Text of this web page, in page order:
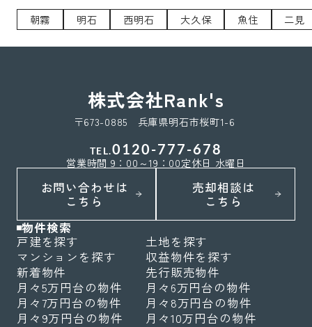
朝霧 明石 西明石 大久保 魚住 二見
株式会社Rank's
〒673-0885 兵庫県明石市桜町1-6
TEL.0120-777-678
営業時間 9：00～19：00定休日 水曜日
お問い合わせは
こちら
売却相談は
こちら
物件検索
戸建を探す
土地を探す
マンションを探す
収益物件を探す
新着物件
先行販売物件
月々5万円台の物件
月々6万円台の物件
月々7万円台の物件
月々8万円台の物件
月々9万円台の物件
月々10万円台の物件